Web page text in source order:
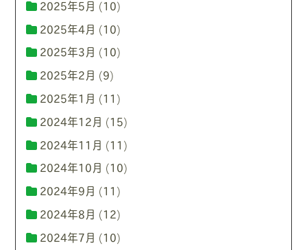
2025年5月 (10)
2025年4月 (10)
2025年3月 (10)
2025年2月 (9)
2025年1月 (11)
2024年12月 (15)
2024年11月 (11)
2024年10月 (10)
2024年9月 (11)
2024年8月 (12)
2024年7月 (10)